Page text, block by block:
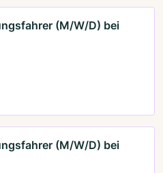
(M/W/D) bei
(M/W/D) bei